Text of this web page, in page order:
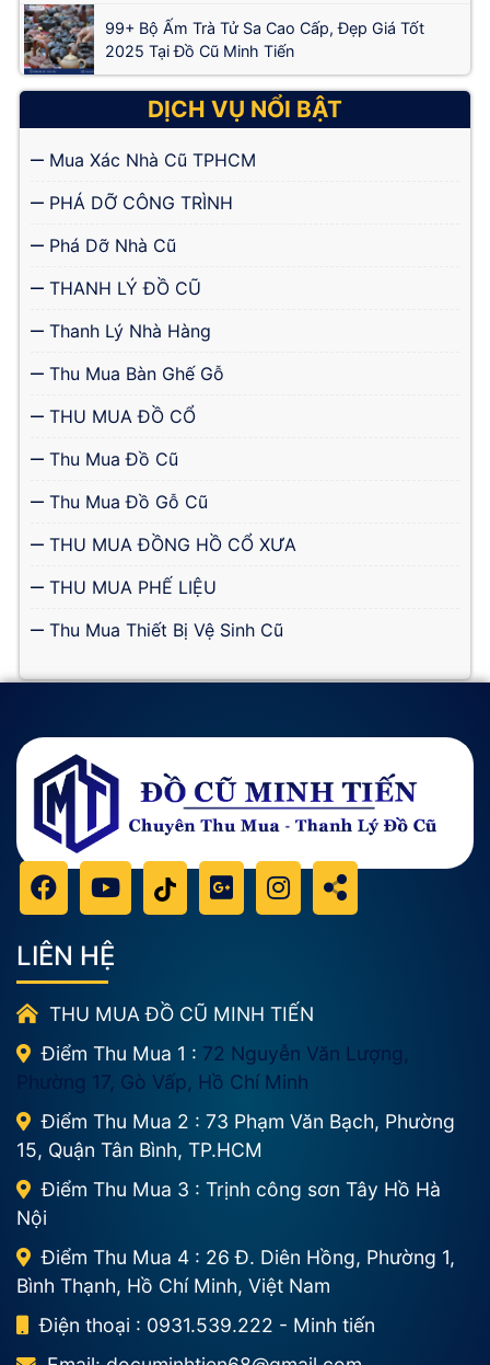
99+ Bộ Ấm Trà Tử Sa Cao Cấp, Đẹp Giá Tốt
2025 Tại Đồ Cũ Minh Tiến
DỊCH VỤ NỔI BẬT
Mua Xác Nhà Cũ TPHCM
PHÁ DỠ CÔNG TRÌNH
Phá Dỡ Nhà Cũ
THANH LÝ ĐỒ CŨ
Thanh Lý Nhà Hàng
Thu Mua Bàn Ghế Gỗ
THU MUA ĐỒ CỔ
Thu Mua Đồ Cũ
Thu Mua Đồ Gỗ Cũ
THU MUA ĐỒNG HỒ CỔ XƯA
THU MUA PHẾ LIỆU
Thu Mua Thiết Bị Vệ Sinh Cũ
LIÊN HỆ
THU MUA ĐỒ CŨ MINH TIẾN
Điểm Thu Mua 1 : 72 Nguyễn Văn Lượng,
Phường 17, Gò Vấp, Hồ Chí Minh
Điểm Thu Mua 2 : 73 Phạm Văn Bạch, Phường
15, Quận Tân Bình, TP.HCM
Điểm Thu Mua 3 : Trịnh công sơn Tây Hồ Hà
Nội
Điểm Thu Mua 4 : 26 Đ. Diên Hồng, Phường 1,
Bình Thạnh, Hồ Chí Minh, Việt Nam
Điện thoại : 0931.539.222 - Minh tiến